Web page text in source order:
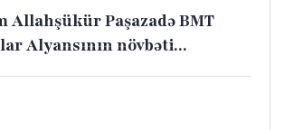
Allahşükür Paşazadə BMT
Alyansının növbəti...